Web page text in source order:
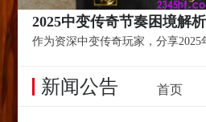
作为资深中变传奇玩家，分享2025
新闻公告 首页